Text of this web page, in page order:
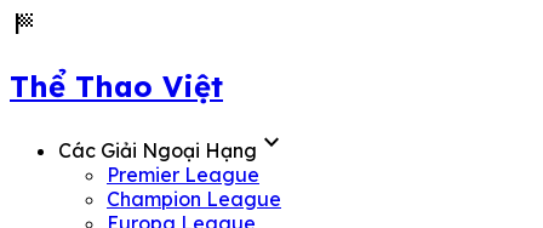
sports_score
Thể Thao Việt
Các Giải Ngoại Hạng expand_more
Premier League
Champion League
Europa League